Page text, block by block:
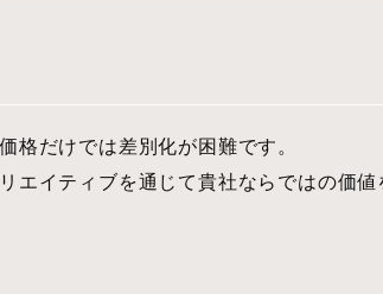
格だけでは差別化が困難です。
エイティブを通じて貴社ならではの価